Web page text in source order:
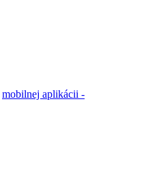
mobilnej aplikácii -